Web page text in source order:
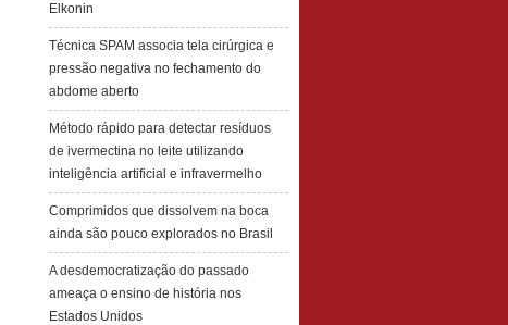
Elkonin
Técnica SPAM associa tela cirúrgica e
pressão negativa no fechamento do
abdome aberto
Método rápido para detectar resíduos
de ivermectina no leite utilizando
inteligência artificial e infravermelho
Comprimidos que dissolvem na boca
ainda são pouco explorados no Brasil
A desdemocratização do passado
ameaça o ensino de história nos
Estados Unidos